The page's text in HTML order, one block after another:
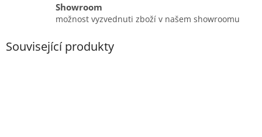
Showroom
možnost vyzvednuti zboží v našem showroomu
Související produkty